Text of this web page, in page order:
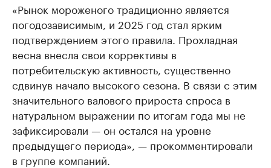
«Рынок мороженого традиционно является
погодозависимым, и 2025 год стал ярким
подтверждением этого правила. Прохладная
весна внесла свои коррективы в
потребительскую активность, существенно
сдвинув начало высокого сезона. В связи с этим
значительного валового прироста спроса в
натуральном выражении по итогам года мы не
зафиксировали — он остался на уровне
предыдущего периода», — прокомментировали
в группе компаний.